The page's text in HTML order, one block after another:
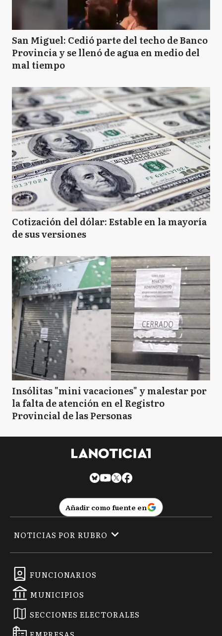
San Miguel: Cedió parte del techo de Banco
Provincia y se llenó de agua en medio del
mal tiempo
Cotización del dólar: Estable en la mayoría
de sus versiones
Insólitas "mini vacaciones" y malestar por
la falta de atención en el Registro
Provincial de las Personas
Añadir como fuente en
FUNCIONARIOS
MUNICIPIOS
SECCIONES ELECTORALES
NOTICIAS POR RUBRO